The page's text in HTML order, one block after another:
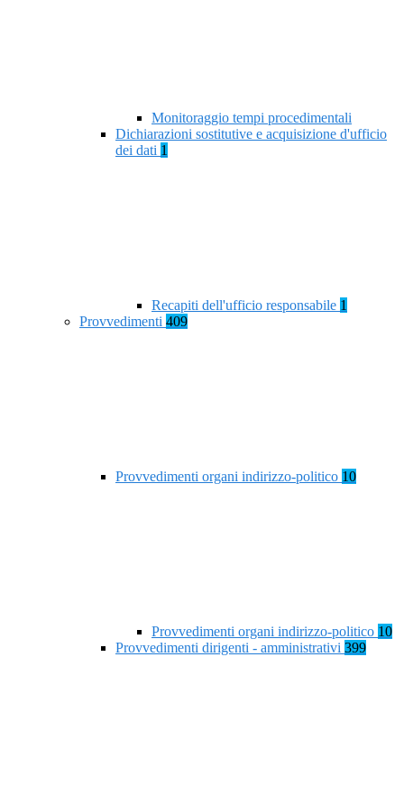
Monitoraggio tempi procedimentali
Dichiarazioni sostitutive e acquisizione d'ufficio
dei dati 1
Recapiti dell'ufficio responsabile 1
Provvedimenti 409
Provvedimenti organi indirizzo-politico 10
Provvedimenti organi indirizzo-politico 10
Provvedimenti dirigenti - amministrativi 399